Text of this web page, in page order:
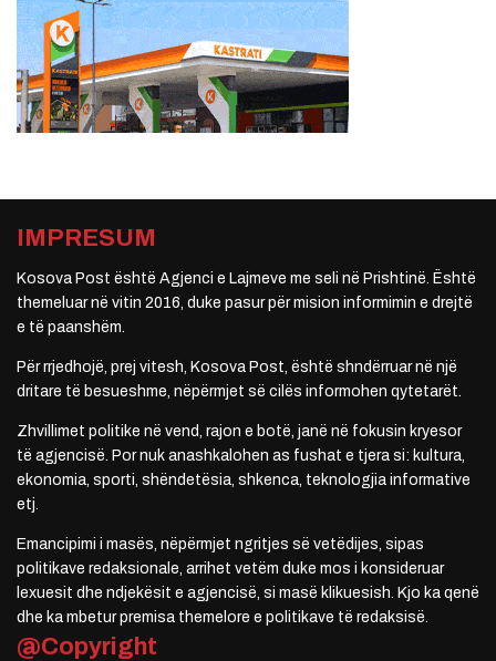
IMPRESUM
Kosova Post është Agjenci e Lajmeve me seli në Prishtinë. Është
themeluar në vitin 2016, duke pasur për mision informimin e drejtë
e të paanshëm.
Për rrjedhojë, prej vitesh, Kosova Post, është shndërruar në një
dritare të besueshme, nëpërmjet së cilës informohen qytetarët.
Zhvillimet politike në vend, rajon e botë, janë në fokusin kryesor
të agjencisë. Por nuk anashkalohen as fushat e tjera si: kultura,
ekonomia, sporti, shëndetësia, shkenca, teknologjia informative
etj.
Emancipimi i masës, nëpërmjet ngritjes së vetëdijes, sipas
politikave redaksionale, arrihet vetëm duke mos i konsideruar
lexuesit dhe ndjekësit e agjencisë, si masë klikuesish. Kjo ka qenë
dhe ka mbetur premisa themelore e politikave të redaksisë.
@Copyright